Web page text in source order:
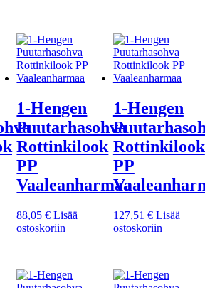
1-Hengen
Puutarhasohva
Rottinkilook
PP
Vaaleanharmaa
88,05€ Lisää
ostoskoriin
1-Hengen
Rottinkilook
PP
127,51 € Lisää
ostoskoriin